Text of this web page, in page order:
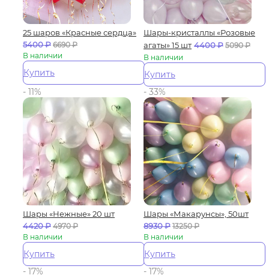
25 шаров «Красные сердца»
5400₽ 6690₽
В наличии
Купить
Шары-кристаллы «Розовые
агаты» 15 шт 4400₽ 5090₽
В наличии
Купить
- 11%
Шары «Нежные» 20 шт
4420₽ 4970₽
В наличии
Купить
- 33%
Шары «Макарунсы», 50шт
8930₽ 13250₽
В наличии
Купить
- 17%
- 17%